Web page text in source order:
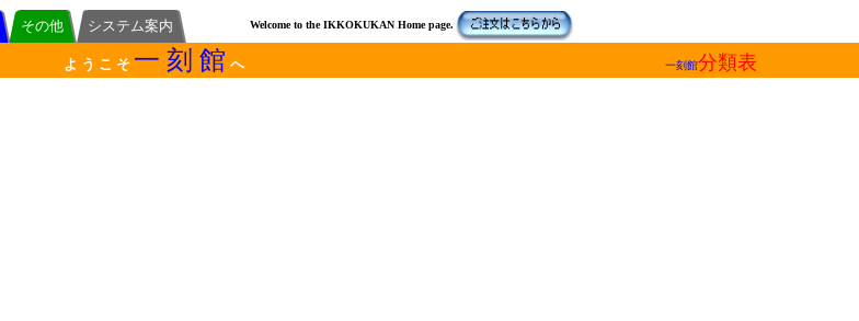
その他 システム案内 Welcome to the IKKOKUKAN Home page.
よ う こ そ 一 刻 館 へ 一刻館分類表